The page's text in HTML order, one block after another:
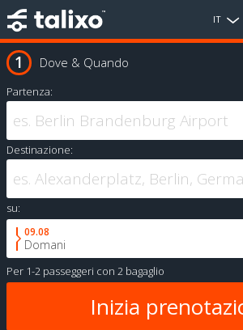
IT
Dove & Quando
Partenza:
Destinazione:
su:
09.08
Domani
Per 1-2 passeggeri con 2 bagaglio